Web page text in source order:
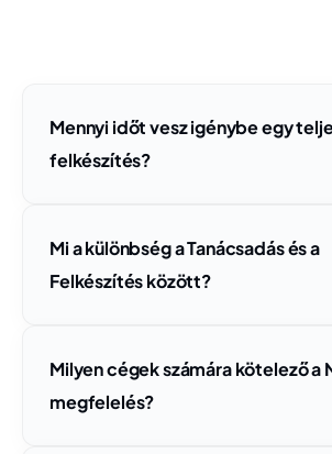
Mennyi időt vesz igénybe egy
felkészítés?
Mi a különbség a Tanácsadás és a
Felkészítés között?
Milyen cégek számára kötelező a
megfelelés?